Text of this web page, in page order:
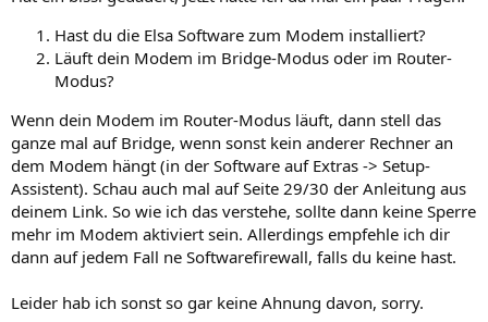
Hast du die Elsa Software zum Modem installiert?
Läuft dein Modem im Bridge-Modus oder im Router-
Modus?
Wenn dein Modem im Router-Modus läuft, dann stell das
ganze mal auf Bridge, wenn sonst kein anderer Rechner an
dem Modem hängt (in der Software auf Extras -> Setup-
Assistent). Schau auch mal auf Seite 29/30 der Anleitung aus
deinem Link. So wie ich das verstehe, sollte dann keine Sperre
mehr im Modem aktiviert sein. Allerdings empfehle ich dir
dann auf jedem Fall ne Softwarefirewall, falls du keine hast.
Leider hab ich sonst so gar keine Ahnung davon, sorry.